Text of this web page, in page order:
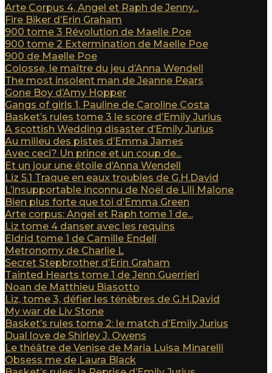
Arte Corpus 4, Angel et Raph de Jenny...
Fire Biker d’Erin Graham
900 tome 3 Révolution de Maelle Poe
900 tome 2 Extermination de Maelle Poe
900 de Maelle Poe
Colosse, le maître du jeu d’Anna Wendell
The most insolent man de Jeanne Pears
Gone Boy d’Amy Hopper
Gangs of girls 1. Pauline de Caroline Costa
Basket’s rules tome 3 le score d’Emily Jurius
A scottish Wedding disaster d’Emily Jurius
Au milieu des pistes d’Emma James
Avec ceci? Un prince et un coup de...
Et un jour une étoile d’Anna Wendell
Liz 5.1 Traque en eaux troubles de G.H.David
L’insupportable inconnu de Noël de Lili Malone
Bien plus forte que toi d’Emma Green
Arte corpus: Angel et Raph tome 1 de...
Liz tome 4 danser avec les requins
Eldrid tome 1 de Camille Endell
Metronomy de Charlie L
Secret Stepbrother d’Erin Graham
Tainted Hearts tome 1 de Jenn Guerrieri
Noan de Matthieu Biasotto
Liz, tome 3, défier les ténèbres de G.H.David
My war de Liv Stone
Basket’s rules tome 2: le match d’Emily Jurius
Dual love de Shirley J. Owens
Le théâtre de Venise de Maria Luisa Minarelli
Obsess me de Laura Black